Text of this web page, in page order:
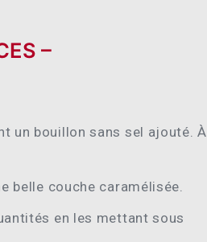
–
un bouillon sans sel ajouté. À
belle couche caramélisée.
en les mettant sous